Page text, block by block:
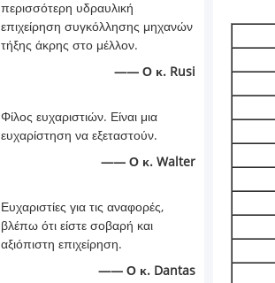
περισσότερη υδραυλική
επιχείρηση συγκόλλησης μηχανών
τήξης άκρης στο μέλλον.
—— Ο κ. Rusi
Φίλος ευχαριστιών. Είναι μια
ευχαρίστηση να εξεταστούν.
—— Ο κ. Walter
Ευχαριστίες για τις αναφορές,
βλέπω ότι είστε σοβαρή και
αξιόπιστη επιχείρηση.
—— Ο κ. Dantas